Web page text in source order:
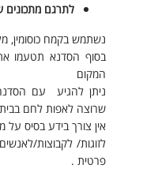
לתרגם
נשתמש בקמח כוסומין,
בסוף הסדנא תטעמו
המקום
ניתן להגיע עם
שרוצה לאפות לחם
אין צורך בידע בסיס
לזוגות/ לקבוצות/
פרטית .